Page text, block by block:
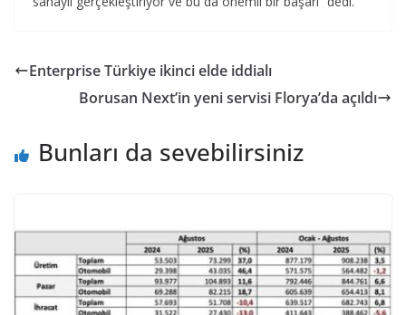
Enterprise Türkiye ikinci elde iddialı
Borusan Next’in yeni servisi Florya’da açıldı
Bunları da sevebilirsiniz